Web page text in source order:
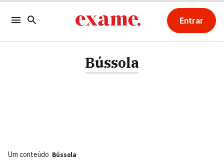
Entrar
Bússola
Um conteúdo Bússola